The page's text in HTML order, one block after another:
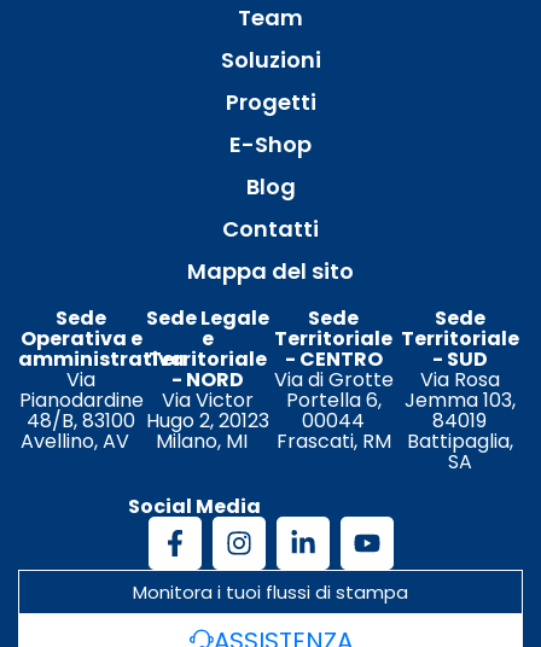
Team
Soluzioni
Progetti
E-Shop
Blog
Contatti
Mappa del sito
Sede
Operativa e
amministrativa
Via
Pianodardine
48/B, 83100
Avellino, AV
Sede Legale
e
Territoriale
- NORD
Via Victor
Hugo 2, 20123
Milano, MI
Sede
Territoriale
- CENTRO
Via di Grotte
Portella 6,
00044
Frascati, RM
Sede
Territoriale
- SUD
Via Rosa
Jemma 103,
84019
Battipaglia,
SA
Social Media
Monitora i tuoi flussi di stampa